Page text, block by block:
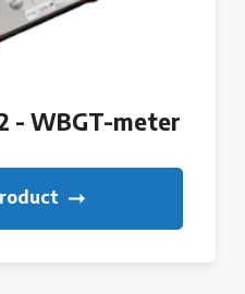
- WBGT-meter